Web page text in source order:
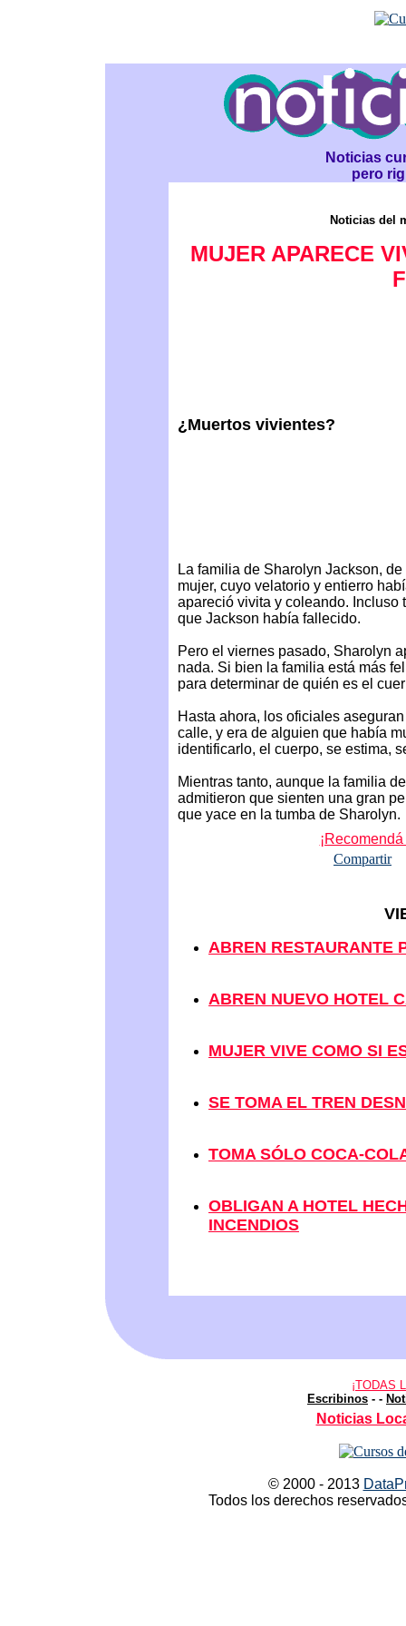
Noticias
pero
Noticias del
MUJER APARECE
¿Muertos vivientes?
La familia de Sharolyn Jackson,
mujer, cuyo velatorio y entierro
apareció vivita y coleando.
que Jackson había fallecido.
Pero el viernes pasado, Sharolyn
nada. Si bien la familia está más
para determinar de quién es el
Hasta ahora, los oficiales
calle, y era de alguien que había
identificarlo, el cuerpo, se estima,
Mientras tanto, aunque la familia
admitieron que sienten una gran
que yace en la tumba de Sharolyn.
Compartir
ABREN RESTAURANTE
ABREN NUEVO HOTEL
MUJER VIVE COMO SI
SE TOMA EL TREN
TOMA SÓLO COCA-
OBLIGAN A HOTEL
INCENDIOS
¡TODAS
Escribinos - -
Noticias
© 2000 - 2013
Todos los derechos